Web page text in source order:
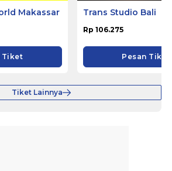
Makassar
Tiket
Trans Studio Bali
Rp 106.275
Pesan Tiket
Tiket Lainnya